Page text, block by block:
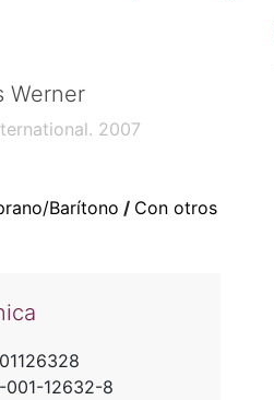
Werner
2007
Barítono / Con otros
001-12632-8